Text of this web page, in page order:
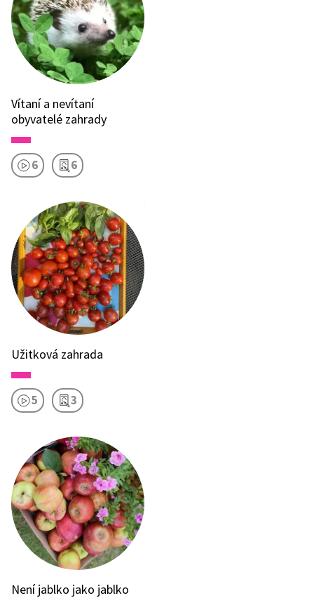
Vítaní a nevítaní
obyvatelé zahrady
6 6
Užitková zahrada
5 3
Není jablko jako jablko